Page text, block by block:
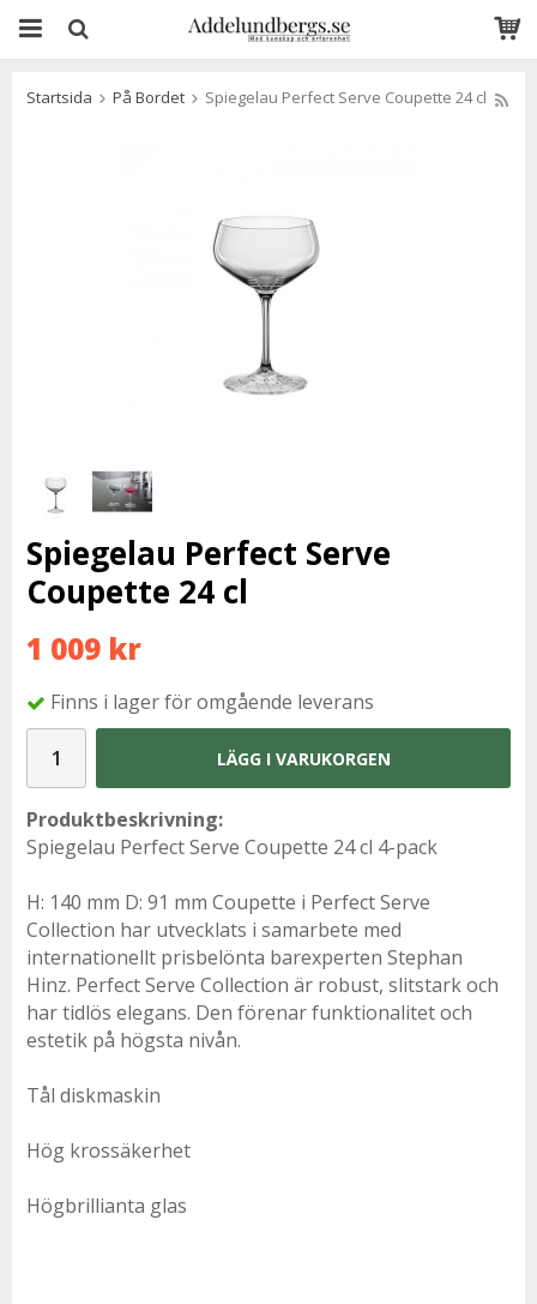
Startsida På Bordet Spiegelau Perfect Serve Coupette 24 cl
Spiegelau Perfect Serve
Coupette 24 cl
1 009 kr
Finns i lager för omgående leverans
LÄGG I VARUKORGEN
Produktbeskrivning:
Spiegelau Perfect Serve Coupette 24 cl 4-pack
H: 140 mm D: 91 mm Coupette i Perfect Serve
Collection har utvecklats i samarbete med
internationellt prisbelönta barexperten Stephan
Hinz. Perfect Serve Collection är robust, slitstark och
har tidlös elegans. Den förenar funktionalitet och
estetik på högsta nivån.
Tål diskmaskin
Hög krossäkerhet
Högbrillianta glas